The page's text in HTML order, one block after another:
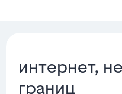
интернет,
границ